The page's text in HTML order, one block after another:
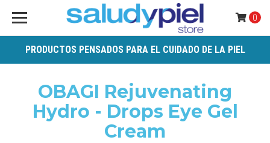
PRODUCTOS PENSADOS PARA EL CUIDADO DE LA PIEL
0
OBAGI Rejuvenating
Hydro - Drops Eye Gel
Cream